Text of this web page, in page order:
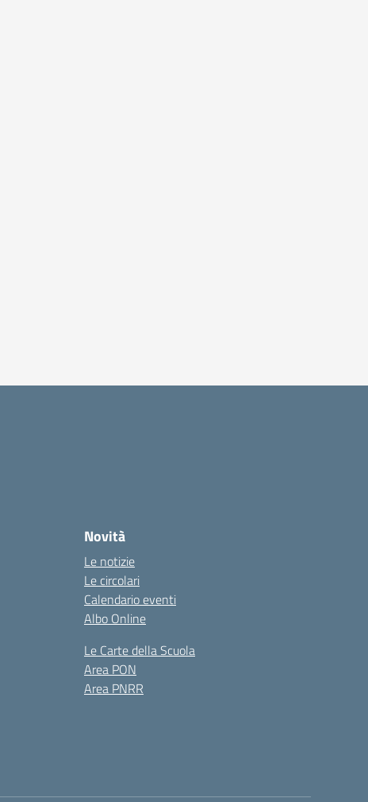
Novità
Le notizie
Le circolari
Calendario eventi
Albo Online
Le Carte della Scuola
Area PON
Area PNRR